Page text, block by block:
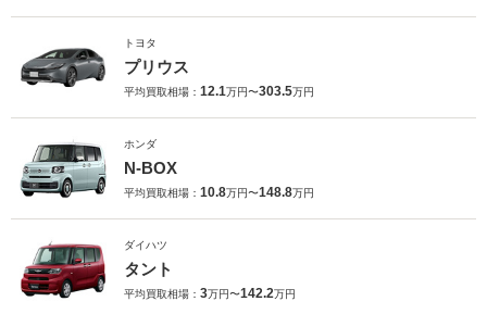
トヨタ
プリウス
平均買取相場： 12.1万円〜303.5万円
ホンダ
N-BOX
平均買取相場： 10.8万円〜148.8万円
ダイハツ
タント
平均買取相場： 3万円〜142.2万円